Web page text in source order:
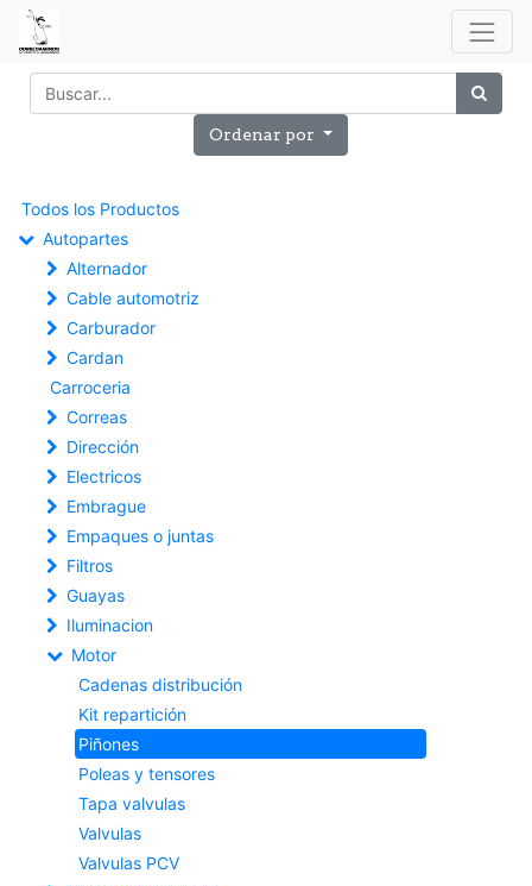
Ordenar por
Todos los Productos
Autopartes
Alternador
Cable automotriz
Carburador
Cardan
Carroceria
Correas
Dirección
Electricos
Embrague
Empaques o juntas
Filtros
Guayas
Iluminacion
Motor
Cadenas distribución
Kit repartición
Piñones
Poleas y tensores
Tapa valvulas
Valvulas
Valvulas PCV